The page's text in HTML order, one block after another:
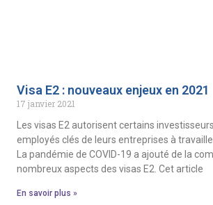
Visa E2 : nouveaux enjeux en 2021
17 janvier 2021
Les visas E2 autorisent certains
employés clés de leurs entreprises à
La pandémie de COVID-19 a ajouté de la
nombreux aspects des visas E2. Cet article
En savoir plus »